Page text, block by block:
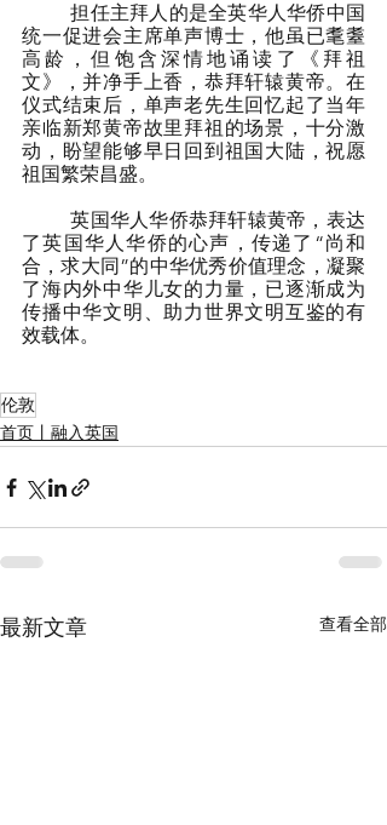
	担任主拜人的是全英华人华侨中国
统一促进会主席单声博士，他虽已耄耋
高龄，但饱含深情地诵读了《拜祖
文》，并净手上香，恭拜轩辕黄帝。在
仪式结束后，单声老先生回忆起了当年
亲临新郑黄帝故里拜祖的场景，十分激
动，盼望能够早日回到祖国大陆，祝愿
祖国繁荣昌盛。
	英国华人华侨恭拜轩辕黄帝，表达
了英国华人华侨的心声，传递了“尚和
合，求大同”的中华优秀价值理念，凝聚
了海内外中华儿女的力量，已逐渐成为
传播中华文明、助力世界文明互鉴的有
效载体。
伦敦
首页丨融入英国
最新文章 查看全部